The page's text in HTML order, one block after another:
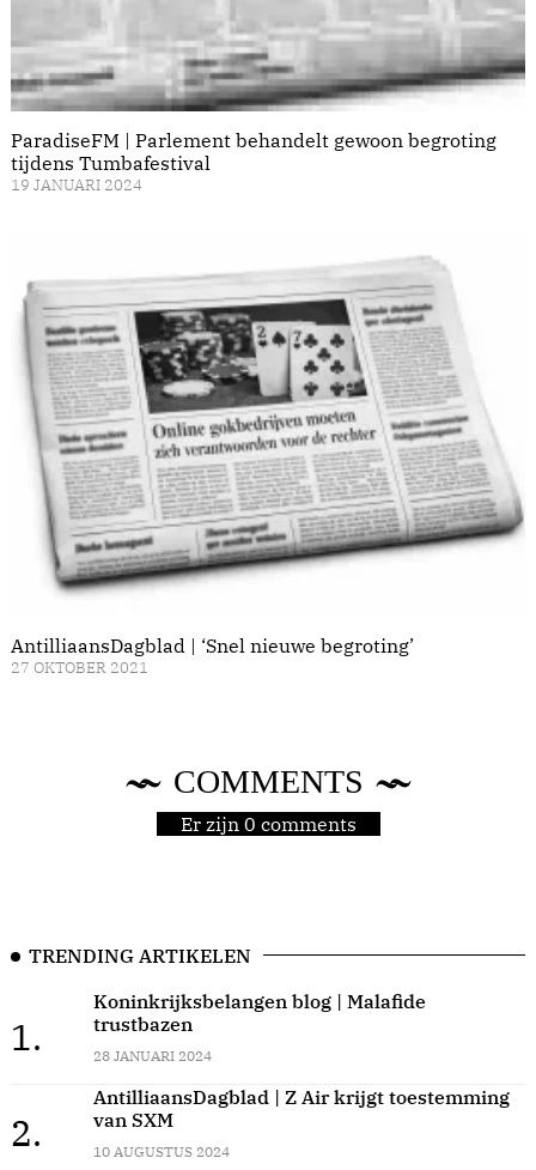
ParadiseFM | Parlement behandelt gewoon begroting
tijdens Tumbafestival
19 JANUARI 2024
AntilliaansDagblad | ‘Snel nieuwe begroting’
27 OKTOBER 2021
COMMENTS
Er zijn 0 comments
TRENDING ARTIKELEN
1.
Koninkrijksbelangen blog | Malafide
trustbazen
28 JANUARI 2024
2.
AntilliaansDagblad | Z Air krijgt toestemming
van SXM
10 AUGUSTUS 2024